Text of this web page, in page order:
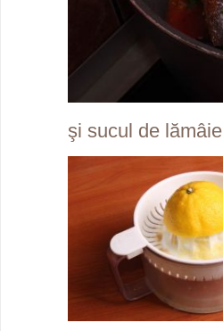
şi sucul de lămâie